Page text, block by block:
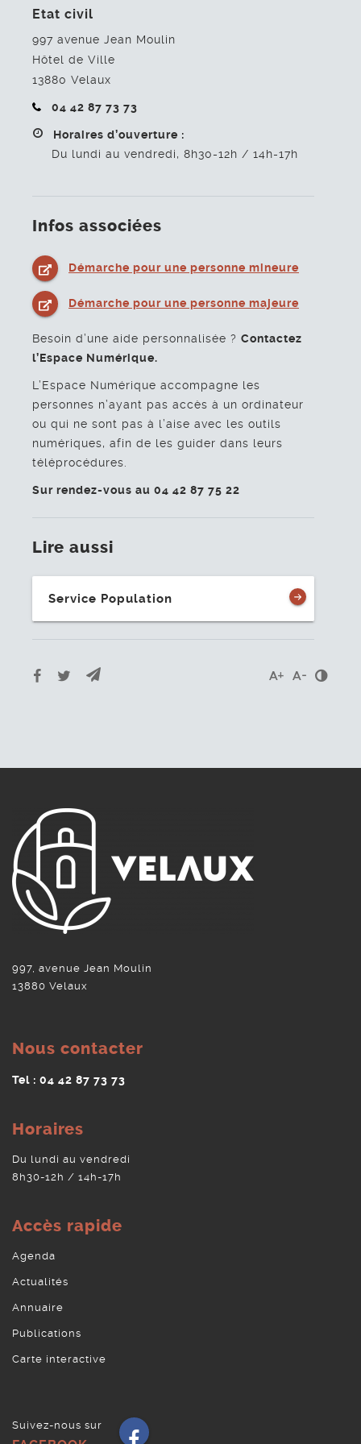
Etat civil
997 avenue Jean Moulin
Hôtel de Ville
13880 Velaux
04 42 87 73 73
Horaires d’ouverture :
Du lundi au vendredi, 8h30-12h / 14h-17h
Infos associées
Démarche pour une personne mineure
Démarche pour une personne majeure
Besoin d’une aide personnalisée ? Contactez
l’Espace Numérique.
L’Espace Numérique accompagne les
personnes n’ayant pas accès à un ordinateur
ou qui ne sont pas à l’aise avec les outils
numériques, afin de les guider dans leurs
téléprocédures.
Sur rendez-vous au 04 42 87 75 22
Lire aussi
Service Population
Partager sur Facebook
Partager sur Twitter Agrandir le
Réduire
997, avenue Jean Moulin
13880 Velaux
Nous contacter
Tel : 04 42 87 73 73
Horaires
Du lundi au vendredi
8h30-12h / 14h-17h
Accès rapide
Agenda
Actualités
Annuaire
Publications
Carte interactive
Suivez-nous sur
Facebook